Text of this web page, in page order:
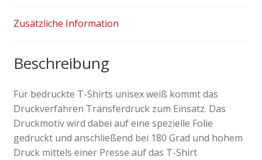
Zusätzliche Information
Beschreibung
Für bedruckte T-Shirts unisex weiß kommt das
Druckverfahren Transferdruck zum Einsatz. Das
Druckmotiv wird dabei auf eine spezielle Folie
gedruckt und anschließend bei 180 Grad und hohem
Druck mittels einer Presse auf das T-Shirt